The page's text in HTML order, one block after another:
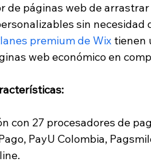
de páginas web de
sin
premium de Wix tienen
web económico en
con 27 procesadores de
PayU Colombia,